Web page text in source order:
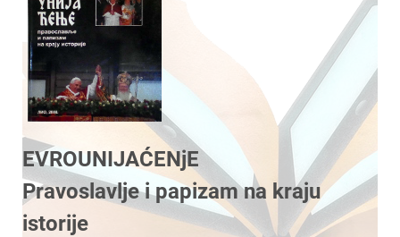
EVROUNIJAĆENjE
Pravoslavlje i papizam na kraju
istorije